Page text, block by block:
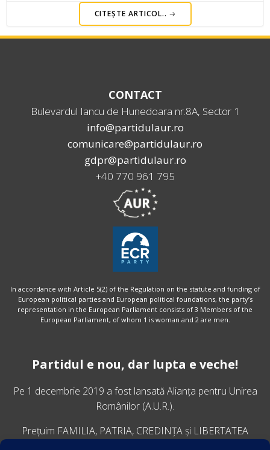
CITEȘTE ARTICOL..
CONTACT
Bulevardul Iancu de Hunedoara nr.8A, Sector 1
info@partidulaur.ro
comunicare@partidulaur.ro
gdpr@partidulaur.ro
+40 770 961 795
In accordance with Article 5(2) of the Regulation on the statute and funding of
European political parties and European political foundations, the party’s
representation in the European Parliament consists of 3 Members of the
European Parliament, of whom 1 is woman and 2 are men.
Partidul e nou, dar lupta e veche!
Pe 1 decembrie 2019 a fost lansatăAlianța pentru Unirea
Românilor (A.U.R.).
Prețuim FAMILIA, PATRIA, CREDINȚA și LIBERTATEA